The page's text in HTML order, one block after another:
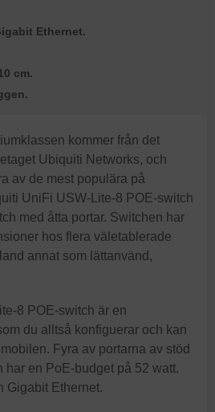
Ethernet.
cm.
kommer från det
Ubiquiti Networks, och
av de mest populära på
UniFi USW-Lite-8 POE-switch
med åtta portar. Switchen har
hos flera väletablerade
annat som lättanvänd,
8 POE-switch är en
du alltså konfiguerar och kan
Fyra av portarna av stöd
har en PoE-budget på 52 watt.
Gigabit Ethernet.